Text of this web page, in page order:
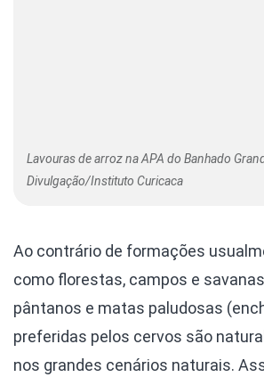
Lavouras de arroz na APA do Banhado
Divulgação/Instituto Curicaca
Ao contrário de formações
como florestas, campos e
pântanos e matas paludosas
preferidas pelos cervos são
nos grandes cenários naturais.